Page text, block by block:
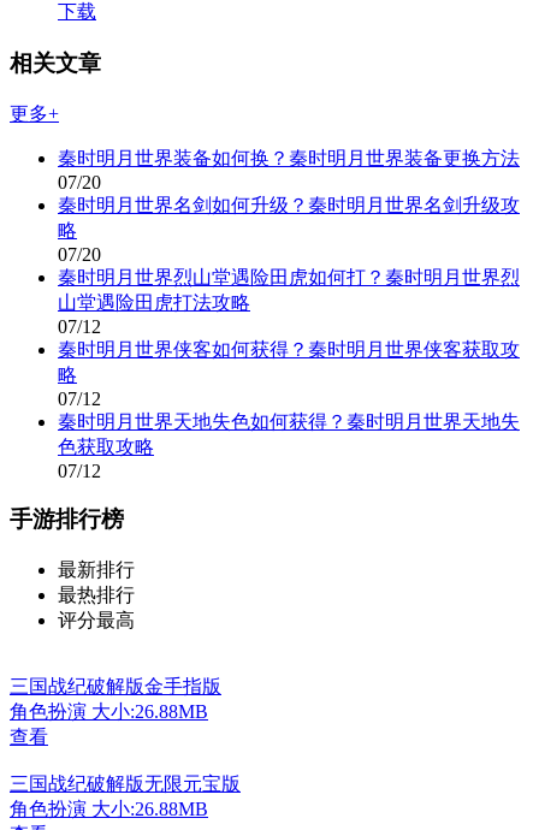
下载
相关文章
更多+
秦时明月世界装备如何换？秦时明月世界装备更换方法
07/20
秦时明月世界名剑如何升级？秦时明月世界名剑升级攻
略
07/20
秦时明月世界烈山堂遇险田虎如何打？秦时明月世界烈
山堂遇险田虎打法攻略
07/12
秦时明月世界侠客如何获得？秦时明月世界侠客获取攻
略
07/12
秦时明月世界天地失色如何获得？秦时明月世界天地失
色获取攻略
07/12
手游排行榜
最新排行
最热排行
评分最高
三国战纪破解版金手指版
角色扮演 大小:26.88MB
查看
三国战纪破解版无限元宝版
角色扮演 大小:26.88MB